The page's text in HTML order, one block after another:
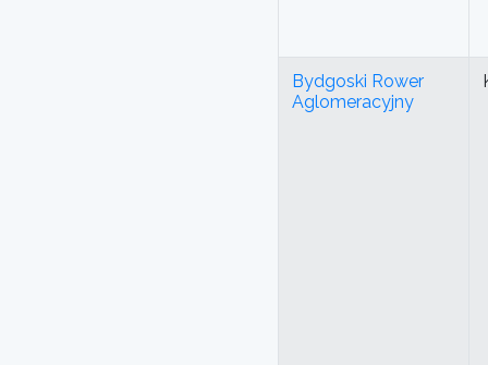
Bydgoski Rower
Aglomeracyjny